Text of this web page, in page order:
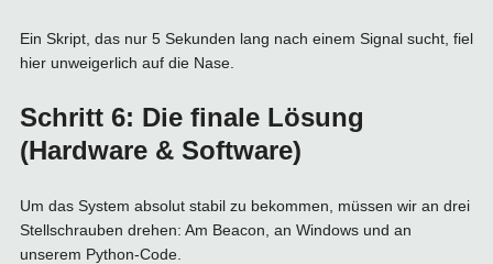
Ein Skript, das nur 5 Sekunden lang nach einem Signal sucht, fiel
hier unweigerlich auf die Nase.
Schritt 6: Die finale Lösung
(Hardware & Software)
Um das System absolut stabil zu bekommen, müssen wir an drei
Stellschrauben drehen: Am Beacon, an Windows und an
unserem Python-Code.